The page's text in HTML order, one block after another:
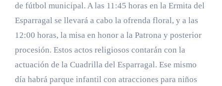
de fútbol municipal. A las 11:45 horas en la Ermita del
Esparragal se llevará a cabo la ofrenda floral, y a las
12:00 horas, la misa en honor a la Patrona y posterior
procesión. Estos actos religiosos contarán con la
actuación de la Cuadrilla del Esparragal. Ese mismo
día habrá parque infantil con atracciones para niños